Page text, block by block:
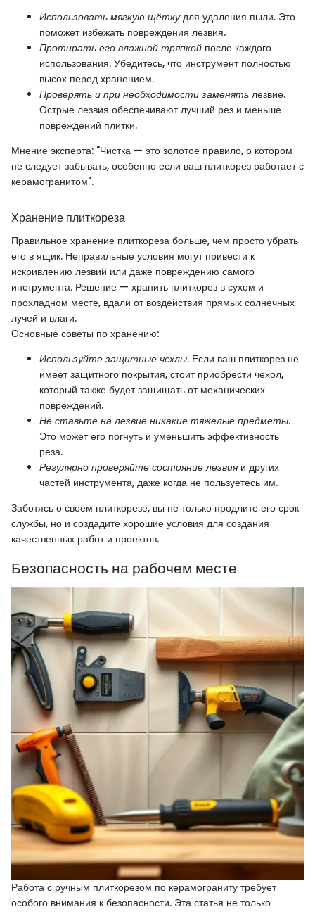
Использовать мягкую щёткудля удаления пыли. Это
поможет избежать повреждения лезвия.
Протирать его влажной тряпкой после каждого
использования. Убедитесь, что инструмент полностью
высох перед хранением.
Проверять и при необходимости заменять лезвие.
Острые лезвия обеспечивают лучший рез и меньше
повреждений плитки.
Мнение эксперта: "Чистка — это золотое правило, о котором
не следует забывать, особенно если ваш плиткорез работает с
керамогранитом".
Хранение плиткореза
Правильное хранение плиткореза больше, чем просто убрать
его в ящик. Неправильные условия могут привести к
искривлению лезвий или даже повреждению самого
инструмента. Решение — хранить плиткорез в сухом и
прохладном месте, вдали от воздействия прямых солнечных
лучей и влаги.
Основные советы по хранению:
Используйте защитные чехлы. Если ваш плиткорез не
имеет защитного покрытия, стоит приобрести чехол,
который также будет защищать от механических
повреждений.
Не ставьте на лезвие никакие тяжелые предметы.
Это может его погнуть и уменьшить эффективность
реза.
Регулярно проверяйте состояние лезвия и других
частей инструмента, даже когда не пользуетесь им.
Заботясь о своем плиткорезе, вы не только продлите его срок
службы, но и создадите хорошие условия для создания
качественных работ и проектов.
Безопасность на рабочем месте
Работа с ручным плиткорезом по керамограниту требует
особого внимания к безопасности. Эта статья не только